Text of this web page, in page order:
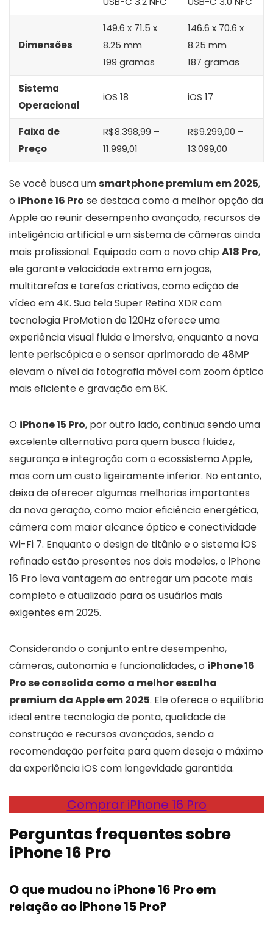
Dimensões
149.6 x 71.5 x
8.25 mm
199 gramas
146.6 x 70.6 x
8.25 mm
187 gramas
Sistema
Operacional
iOS 18 iOS 17
Faixa de
Preço
R$8.398,99 –
11.999,01
R$9.299,00 –
13.099,00
Se você busca umsmartphone premium em 2025,
o iPhone 16 Pro se destaca como a melhor opção da
Apple ao reunir desempenho avançado, recursos de
inteligência artificial e um sistema de câmeras ainda
mais profissional. Equipado com o novo chip A18 Pro,
ele garante velocidade extrema em jogos,
multitarefas e tarefas criativas, como edição de
vídeo em 4K. Sua tela Super Retina XDR com
tecnologia ProMotion de 120Hz oferece uma
experiência visual fluida e imersiva, enquanto a nova
lente periscópica e o sensor aprimorado de 48MP
elevam o nível da fotografia móvel com zoom óptico
mais eficiente e gravação em 8K.
O iPhone 15 Pro, por outro lado, continua sendo uma
excelente alternativa para quem busca fluidez,
segurança e integração com o ecossistema Apple,
mas com um custo ligeiramente inferior. No entanto,
deixa de oferecer algumas melhorias importantes
da nova geração, como maior eficiência energética,
câmera com maior alcance óptico e conectividade
Wi-Fi 7. Enquanto o design de titânio e o sistema iOS
refinado estão presentes nos dois modelos, o iPhone
16 Pro leva vantagem ao entregar um pacote mais
completo e atualizado para os usuários mais
exigentes em 2025.
Considerando o conjunto entre desempenho,
câmeras, autonomia e funcionalidades, o iPhone 16
Pro se consolida como a melhor escolha
premium da Apple em 2025. Ele oferece o equilíbrio
ideal entre tecnologia de ponta, qualidade de
construção e recursos avançados, sendo a
recomendação perfeita para quem deseja o máximo
da experiência iOS com longevidade garantida.
Comprar iPhone 16 Pro
Perguntas frequentes sobre
iPhone 16 Pro
O que mudou no iPhone 16 Pro em
relação ao iPhone 15 Pro?